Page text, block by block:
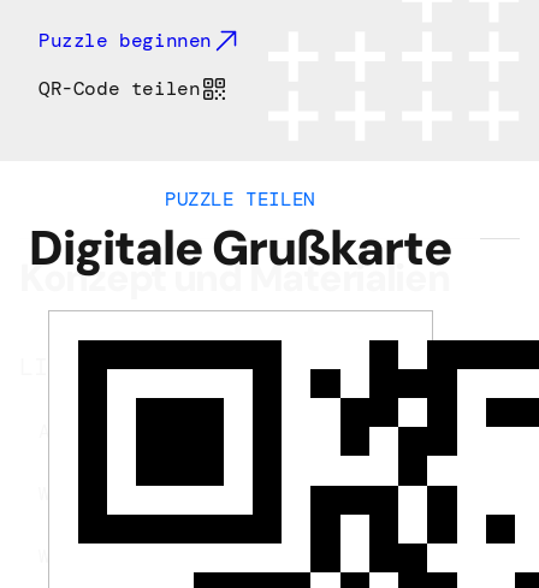
Puzzle beginnen
QR-Code teilen
PUZZLE TEILEN
Digitale Grußkarte
Konzept und Materialien
Animationen in Snap! (docx-Download)
Weitere Animationsideen (docx-Download)